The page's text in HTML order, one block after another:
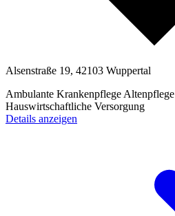
Alsenstraße 19, 42103 Wuppertal
Ambulante Krankenpflege Altenpflege
Hauswirtschaftliche Versorgung
Details anzeigen